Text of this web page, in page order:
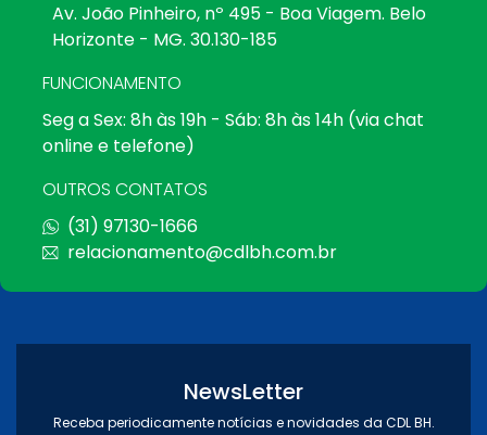
Av. João Pinheiro, nº 495 - Boa Viagem. Belo
Horizonte - MG. 30.130-185
FUNCIONAMENTO
Seg a Sex: 8h às 19h - Sáb: 8h às 14h (via chat
online e telefone)
OUTROS CONTATOS
(31) 97130-1666
relacionamento@cdlbh.com.br
NewsLetter
Receba periodicamente notícias e novidades da CDL BH.